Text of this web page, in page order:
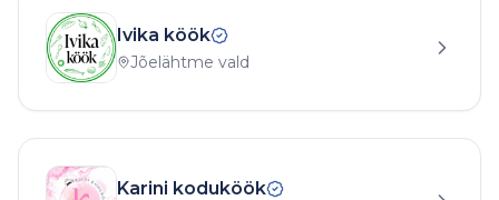
Ivika köök
Jõelähtme vald
Karini koduköök